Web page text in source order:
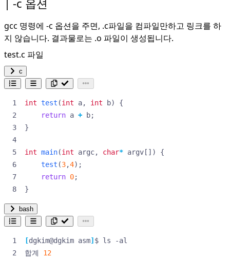
gcc 명령에 -c 옵션을 주면, .c파일을 컴파일만하고 링크를 하
지 않습니다. 결과물로는 .o 파일이 생성됩니다.
test.c 파일
c
int test (int a, int b)
{
return a + b;
}
int main(int argc, char* argv [])
{
test (3,4);
return 0;
}
bash
[dgkim@dgkim asm]
합계 12